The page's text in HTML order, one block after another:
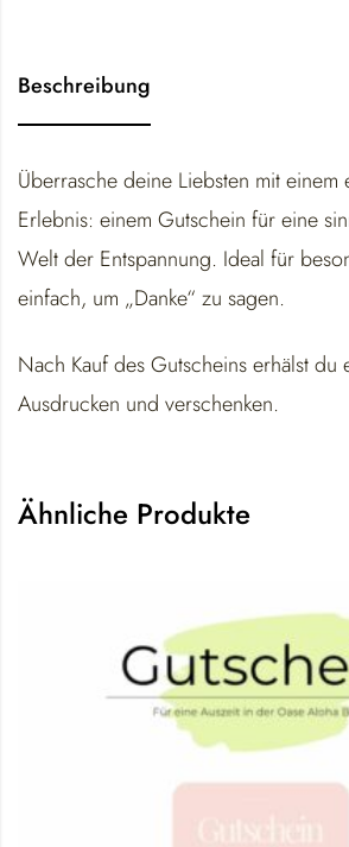
Beschreibung
Überrasche deine Liebsten mit einem
Erlebnis: einem Gutschein für eine
Welt der Entspannung. Ideal für
einfach, um „Danke“ zu sagen.
Nach Kauf des Gutscheins erhälst du
Ausdrucken und verschenken.
Ähnliche Produkte